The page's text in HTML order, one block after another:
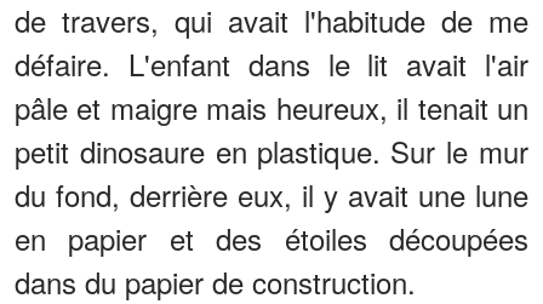
de travers, qui avait l'habitude de me
défaire. L'enfant dans le lit avait l'air
pâle et maigre mais heureux, il tenait un
petit dinosaure en plastique. Sur le mur
du fond, derrière eux, il y avait une lune
en papier et des étoiles découpées
dans du papier de construction.